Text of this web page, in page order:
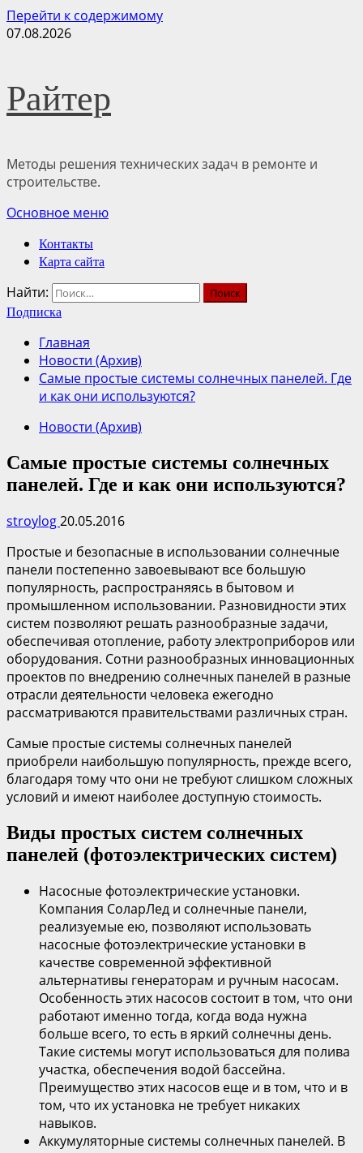
Перейти к содержимому
07.08.2026
Райтер
Методы решения технических задач в ремонте и
строительстве.
Основное меню
Контакты
Карта сайта
Найти:
Подписка
Главная
Новости (Архив)
Самые простые системы солнечных панелей. Где
и как они используются?
Новости (Архив)
Самые простые системы солнечных
панелей. Где и как они используются?
stroylog20.05.2016
Простые и безопасные в использовании солнечные
панели постепенно завоевывают все большую
популярность, распространяясь в бытовом и
промышленном использовании. Разновидности этих
систем позволяют решать разнообразные задачи,
обеспечивая отопление, работу электроприборов или
оборудования. Сотни разнообразных инновационных
проектов по внедрению солнечных панелей в разные
отрасли деятельности человека ежегодно
рассматриваются правительствами различных стран.
Самые простые системы солнечных панелей
приобрели наибольшую популярность, прежде всего,
благодаря тому что они не требуют слишком сложных
условий и имеют наиболее доступную стоимость.
Виды простых систем солнечных
панелей (фотоэлектрических систем)
Насосные фотоэлектрические установки.
Компания СоларЛед и солнечные панели,
реализуемые ею, позволяют использовать
насосные фотоэлектрические установки в
качестве современной эффективной
альтернативы генераторам и ручным насосам.
Особенность этих насосов состоит в том, что они
работают именно тогда, когда вода нужна
больше всего, то есть в яркий солнечны день.
Такие системы могут использоваться для полива
участка, обеспечения водой бассейна.
Преимущество этих насосов еще и в том, что и в
том, что их установка не требует никаких
навыков.
Аккумуляторные системы солнечных панелей. В